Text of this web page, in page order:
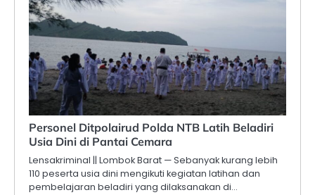
Personel Ditpolairud Polda NTB Latih Beladiri
Usia Dini di Pantai Cemara
Lensakriminal || Lombok Barat — Sebanyak kurang lebih
110 peserta usia dini mengikuti kegiatan latihan dan
pembelajaran beladiri yang dilaksanakan di…